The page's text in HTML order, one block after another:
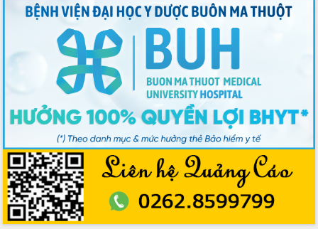
Đại hội Thi đua yêu nước tỉnh Đắk Lắk
Đồng chí Lương Nguyễn Minh Triết
được chỉ định làm Bí thư Tỉnh ủy Đắk
Lắk nhiệm kỳ 2025 – 2030
Tập trung triển khai các giải pháp sản
xuất nông nghiệp bền vững, phát thải
thấp
Tọa đàm kỷ niệm 95 năm Ngày thành
lập Hội Liên hiệp Phụ nữ Việt Nam
Đắk Lắk tổ chức Ngày hội Chuyển đổi
số với chủ đề: “Công nghệ số - kiến
tạo tương lai”
Tập trung phát triển khoa học công